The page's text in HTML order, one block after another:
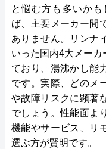
と悩む方も多いか
ば、主要メーカー間
ありません。リンナ
いった国内4大メー
ており、湯沸かし能
です。実際、どのメ
や故障リスクに顕著
でしょう。性能面よ
機能やサービス、リ
選ぶ方が賢明です。